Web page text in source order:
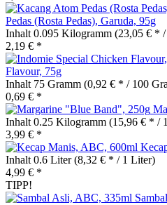
Pedas (Rosta Pedas), Garuda, 95g
Inhalt 0.095 Kilogramm (23,05 € *
2,19 € *
Flavour, 75g
Inhalt 75 Gramm (0,92 € * / 100
0,69 € *
Inhalt 0.25 Kilogramm (15,96 € * /
3,99 € *
Inhalt 0.6 Liter(8,32 € * / 1 Liter)
4,99 € *
TIPP!